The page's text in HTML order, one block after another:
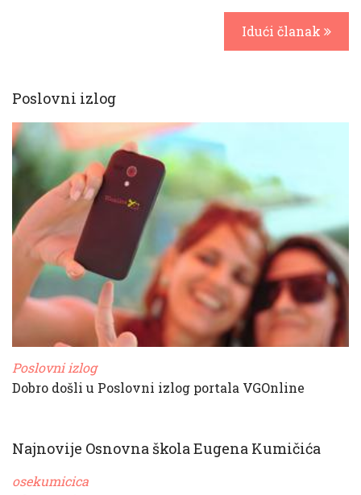
Idući članak
Poslovni izlog
Poslovni izlog
Dobro došli u Poslovni izlog portala VGOnline
Najnovije Osnovna škola Eugena Kumičića
osekumicica